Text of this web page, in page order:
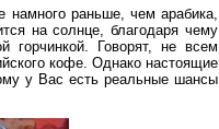
намного раньше, чем арабика,
на солнце, благодаря чему
горчинкой. Говорят, не всем
кофе. Однако настоящие
у Вас есть реальные шансы